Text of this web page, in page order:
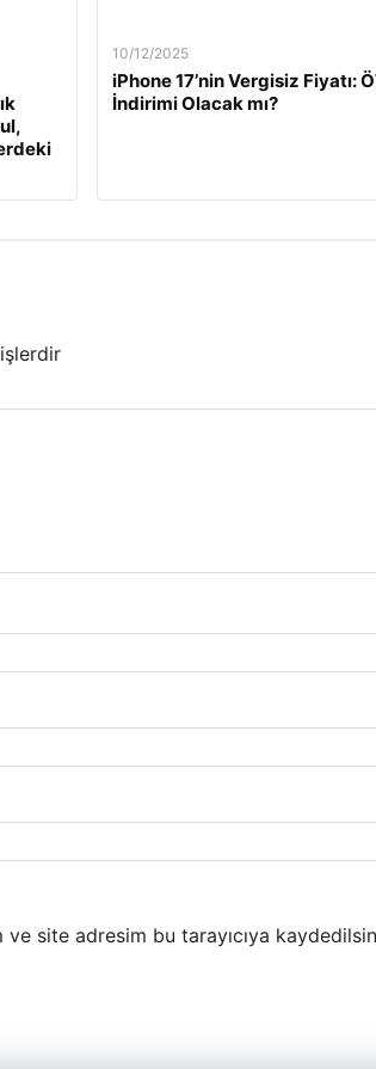
10/12/2025
iPhone 17’nin Vergisiz Fiyatı:
İndirimi Olacak mı?
site adresim bu tarayıcıya